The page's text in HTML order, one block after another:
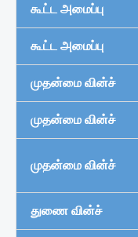
கூட்ட அமைப்பு
கூட்ட அமைப்பு
முதன்மை வின்ச்
முதன்மை வின்ச்
முதன்மை வின்ச்
துணை வின்ச்